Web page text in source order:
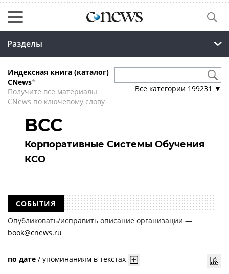
Разделы
Индексная книга (каталог)
CNews*
Получите все материалы
CNews по ключевому слову
Все категории 199231 ▼
BCC
Корпоративные Системы Обучения
КСО
СОБЫТИЯ
Опубликовать/исправить описание организации —
book@cnews.ru
по дате / упоминаниям в текстах